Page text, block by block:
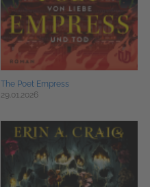
The Poet Empress
29.01.2026